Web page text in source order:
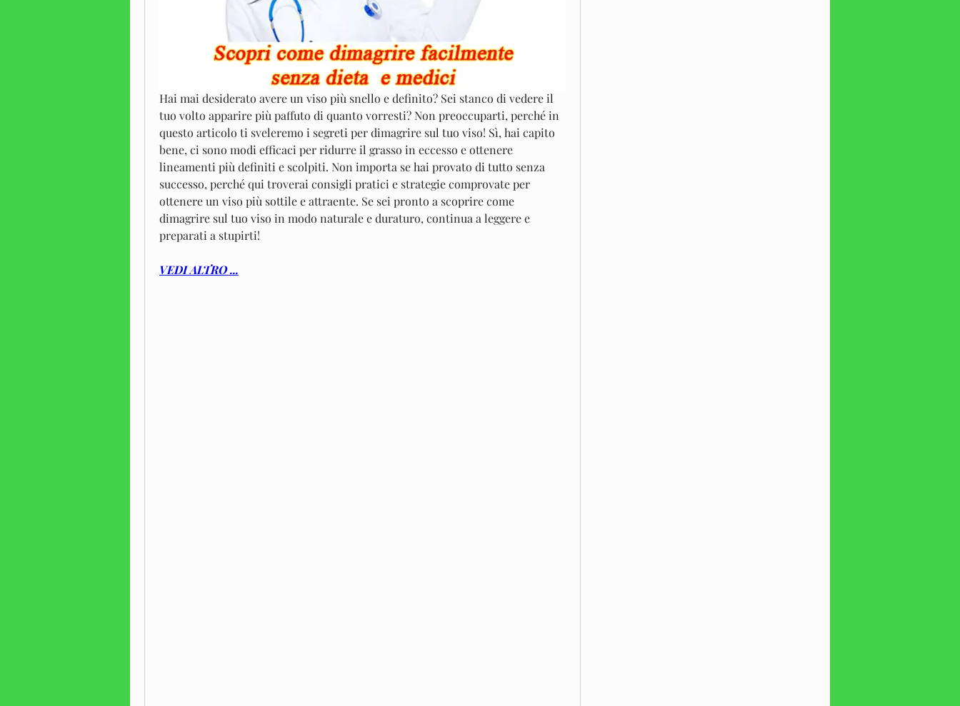
Hai mai desiderato avere un viso più snello e definito? Sei stanco di vedere il
tuo volto apparire più paffuto di quanto vorresti? Non preoccuparti, perché in
questo articolo ti sveleremo i segreti per dimagrire sul tuo viso! Sì, hai capito
bene, ci sono modi efficaci per ridurre il grasso in eccesso e ottenere
lineamenti più definiti e scolpiti. Non importa se hai provato di tutto senza
successo, perché qui troverai consigli pratici e strategie comprovate per
ottenere un viso più sottile e attraente. Se sei pronto a scoprire come
dimagrire sul tuo viso in modo naturale e duraturo, continua a leggere e
preparati a stupirti!
VEDI ALTRO ...